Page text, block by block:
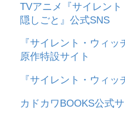
TVアニメ『サイレン
隠しごと』公式SNS
『サイレント・ウィッ
原作特設サイト
『サイレント・ウィ
カドカワBOOKS公式サ